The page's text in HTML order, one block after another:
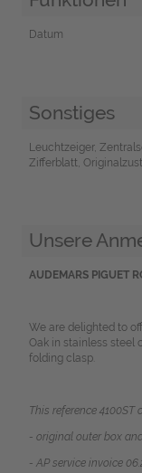
Datum
Sonstiges
Leuchtzeiger,
Zifferblatt,
Unsere
AUDEMARS PIGUET
We are delighted to
Oak in stainless steel
folding clasp.
This reference 4100ST
- original outer box
- AP service invoice